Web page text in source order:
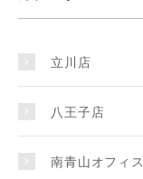
立川店
八王子店
南青山オフィス